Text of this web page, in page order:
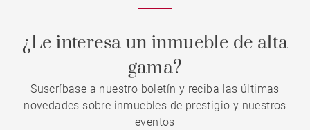
¿Le interesa un inmueble de alta
gama?
Suscríbase a nuestro boletín y reciba las últimas
novedades sobre inmuebles de prestigio y nuestros
eventos